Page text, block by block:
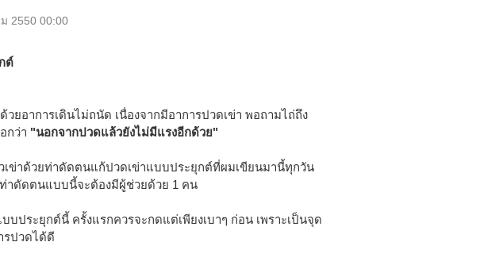
2550 00:00
ต์
ยอาการเดินไม่ถนัด เนื่องจากมีอาการปวดเข่า พอถามไถ่ถึง
กว่า "นอกจากปวดแล้วยังไม่มีแรงอีกด้วย"
เข่าด้วยท่าดัดตนแก้ปวดเข่าแบบประยุกต์ที่ผมเขียนมานี้ทุกวัน
ท่าดัดตนแบบนี้จะต้องมีผู้ช่วยด้วย 1 คน
บประยุกต์นี้ ครั้งแรกควรจะกดแต่เพียงเบาๆ ก่อน เพราะเป็นจุด
รปวดได้ดี